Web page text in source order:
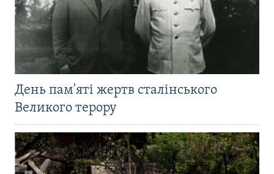
День пам'яті жертв сталінського
Великого терору